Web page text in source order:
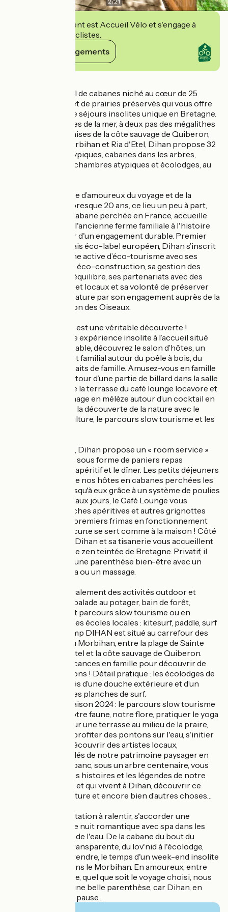
Cet établissement est Accueil Vélo et s'engage à
accueillir des cyclistes.
Voir ses engagements
Dihan est un hôtel de cabanes niché au cœur de 25
hectares de bois et de prairies préservés qui vous offre
une expérience de séjours insolites unique en Bretagne.
Situé à 7 kilomètres de la mer, à deux pas des mégalithes
de Carnac, des falaises de la côte sauvage de Quiberon,
entre Golfe du Morbihan et Ria d'Etel, Dihan propose 32
hébergements atypiques, cabanes dans les arbres,
cabanes spa luxe, chambres atypiques et écolodges, au
Créé par un couple d’amoureux du voyage et de la
Bretagne depuis presque 20 ans, ce lieu un peu à part,
précurseur de la cabane perchée en France, accueille
ses client.e.s dans l'ancienne ferme familiale à l'histoire
réinventée, autour d'un engagement durable. Premier
site insolite français éco-label européen, Dihan s’inscrit
dans une démarche active d’éco-tourisme avec ses
hébergements en éco-construction, sa gestion des
espaces verts en équilibre, ses partenariats avec des
fournisseurs bios et locaux et sa volonté de préserver
les animaux et la nature par son engagement auprès de la
Ligue de Protection des Oiseaux.
Un séjour à Dihan est une véritable découverte !
Commencez votre expérience insolite à l’accueil situé
dans l'ancienne étable, découvrez le salon d’hôtes, un
espace convivial et familial autour du poêle à bois, du
piano et des portraits de famille. Amusez-vous en famille
ou entre ami.e.s autour d’une partie de billard dans la salle
de jeux, profitez de la terrasse du café lounge locavore et
de son bassin de nage en mélèze autour d’un cocktail en
musique ! Partez à la découverte de la nature avec le
jardin en permaculture, le parcours slow tourisme et les
Côté restauration, Dihan propose un « room service »
original et revisité sous forme de paniers repas
gourmands pour l’apéritif et le dîner. Les petits déjeuners
sont servis afin que nos hôtes en cabanes perchées les
fassent monter jusqu'à eux grâce à un système de poulies
! A l’arrivée des beaux jours, le Café Lounge vous
propose ses planches apéritives et autres grignottes
gourmandes, aux premiers frimas en fonctionnement
Honesty Bar : chacun.e se sert comme à la maison ! Côté
détente, le Spa by Dihan et sa tisanerie vous accueillent
dans une ambiance zen teintée de Bretagne. Privatif, il
permet de s'offrir une parenthèse bien-être avec un
hammam, un sauna ou un massage.
Dihan propose également des activités outdoor et
nature sur place : balade au potager, bain de forêt,
randonnée, vélo et parcours slow tourisme ou en
partenariat avec des écoles locales : kitesurf, paddle, surf
et yoga. Le surfcamp DIHAN est situé au carrefour des
meilleurs spots du Morbihan, entre la plage de Sainte
Barbe, la Barre d’Etel et la côte sauvage de Quiberon.
Profitez de vos vacances en famille pour découvrir de
nouvelles sensations ! Détail pratique : les écolodges de
Dihan sont équipés d’une douche extérieure et d’un
rangement pour les planches de surf.
Nouveauté de la saison 2024 : le parcours slow tourisme
pour découvrir notre faune, notre flore, pratiquer le yoga
ou la méditation sur une terrasse au milieu de la praire,
devant l'étang ou profiter des pontons sur l'eau, s'initier
au bain de forêt, découvrir des artistes locaux,
comprendre les clés de notre patrimoine paysager en
s'asseyant sur un banc, sous un arbre centenaire, vous
laisser raconter les histoires et les légendes de notre
matière bretonne et qui vivent à Dihan, découvrir ce
qu'est la permaculture et encore bien d’autres choses…
Dihan est une invitation à ralentir, s'accorder une
robinsonnade, une nuit romantique avec spa dans les
arbres ou au bord de l'eau. De la cabane du bout du
monde à la bulle transparente, du lov'nid à l'écolodge,
laissez-vous surprendre, le temps d'un week-end insolite
ou de vacances dans le Morbihan. En amoureux, entre
ami.e.s ou en famille, quel que soit le voyage choisi, nous
vous souhaitons une belle parenthèse, car Dihan, en
breton, signifie La pause…